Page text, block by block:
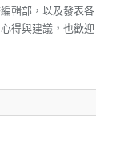
輯部，以及發表各
得與建議，也歡迎